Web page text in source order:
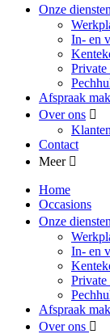
Onze diensten
In- en
Private
Afspraak
Over ons
Contact
Meer
Home
Occasions
Onze diensten
In- en
Private
Afspraak
Over ons